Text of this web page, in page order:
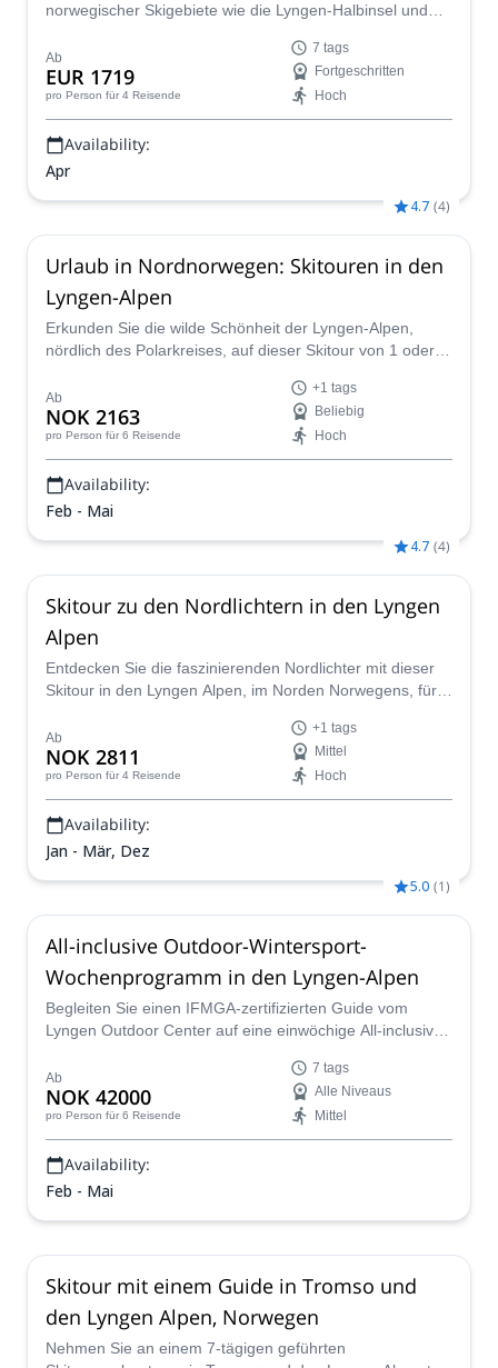
norwegischer Skigebiete wie die Lyngen-Halbinsel und
Ab
EUR 1719
pro Person für 4 Reisende
7 tags
Fortgeschritten
Hoch
Availability:
Apr
4.7 (4)
Urlaub in Nordnorwegen: Skitouren in den
Lyngen-Alpen
Erkunden Sie die wilde Schönheit der Lyngen-Alpen,
nördlich des Polarkreises, auf dieser Skitour von 1 oder
Genießen Sie unglaubliche Abfahrten bis hinunter zur
Küstenlinie!
Ab
NOK 2163
pro Person für 6 Reisende
+1 tags
Beliebig
Hoch
Availability:
Feb - Mai
4.7 (4)
Skitour zu den Nordlichtern in den Lyngen
Alpen
Entdecken Sie die faszinierenden Nordlichter mit dieser
Skitour in den Lyngen Alpen, im Norden Norwegens, für 1
IFMGA-Bergführer Fredrik.
Ab
NOK 2811
pro Person für 4 Reisende
+1 tags
Mittel
Hoch
Availability:
Jan - Mär, Dez
5.0 (1)
All-inclusive Outdoor-Wintersport-
Wochenprogramm in den Lyngen-Alpen
Begleiten Sie einen IFMGA-zertifizierten Guide vom
Lyngen Outdoor Center auf eine einwöchige All-inclusive-
Lyngen-Alpen in Norwegen für ein skandinavisches
Abenteuer epischen Ausmaßes.
Ab
NOK 42000
pro Person für 6 Reisende
7 tags
Alle Niveaus
Mittel
Availability:
Feb - Mai
Skitour mit einem Guide in Tromso und
den Lyngen Alpen, Norwegen
Nehmen Sie an einem 7-tägigen geführten